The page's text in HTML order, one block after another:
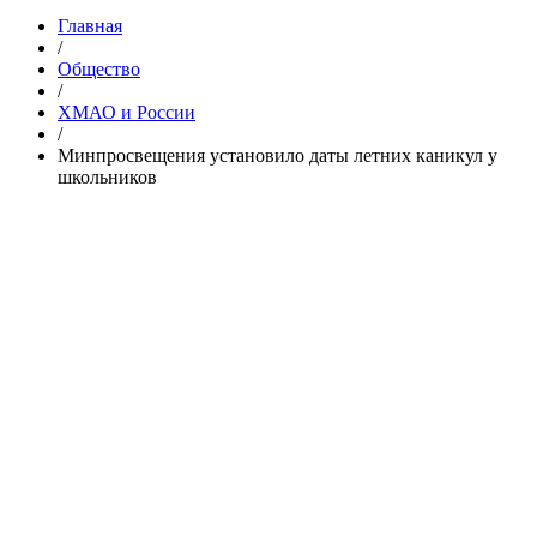
Главная
/
Общество
/
ХМАО и России
/
Минпросвещения установило даты летних каникул у
школьников